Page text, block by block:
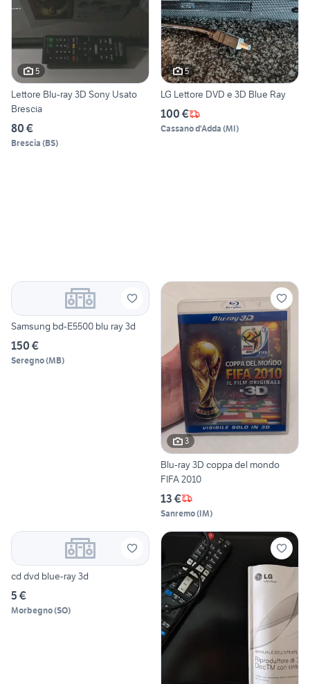
5
Lettore Blu-ray 3D Sony Usato
Brescia
80 €
Brescia (BS)
5
LG Lettore DVD e 3D Blue Ray
100 €
Cassano d'Adda (MI)
Samsung bd-E5500 blu ray 3d
150 €
Seregno(MB)
3
Blu-ray 3D coppa del mondo
FIFA 2010
13 €
Sanremo(IM)
cd dvd blue-ray 3d
5 €
Morbegno(SO)